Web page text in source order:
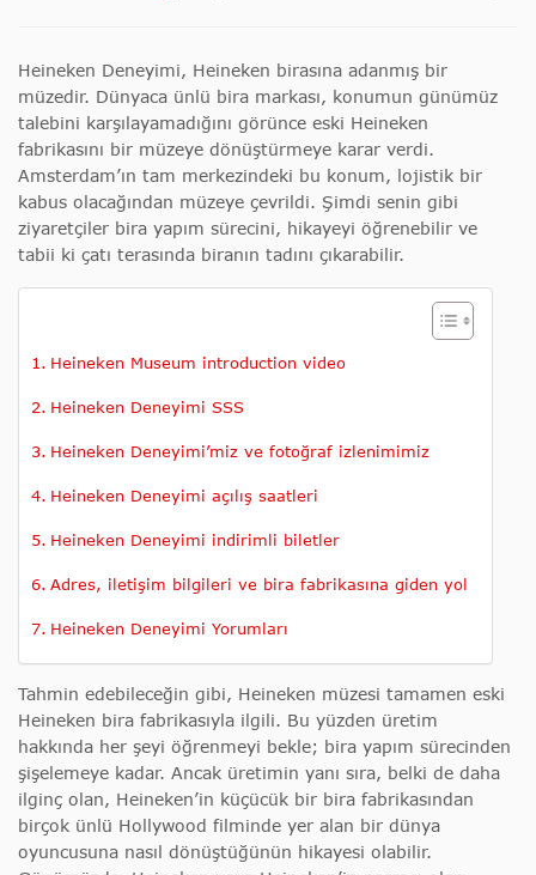
Heineken Deneyimi, Heineken birasına adanmış bir
müzedir. Dünyaca ünlü bira markası, konumun günümüz
talebini karşılayamadığını görünce eski Heineken
fabrikasını bir müzeye dönüştürmeye karar verdi.
Amsterdam’ın tam merkezindeki bu konum, lojistik bir
kabus olacağından müzeye çevrildi. Şimdi senin gibi
ziyaretçiler bira yapım sürecini, hikayeyi öğrenebilir ve
tabii ki çatı terasında biranın tadını çıkarabilir.
Heineken Museum introduction video
Heineken Deneyimi SSS
Heineken Deneyimi’miz ve fotoğraf izlenimimiz
Heineken Deneyimi açılış saatleri
Heineken Deneyimi indirimli biletler
Adres, iletişim bilgileri ve bira fabrikasına giden yol
Heineken Deneyimi Yorumları
Tahmin edebileceğin gibi, Heineken müzesi tamamen eski
Heineken bira fabrikasıyla ilgili. Bu yüzden üretim
hakkında her şeyi öğrenmeyi bekle; bira yapım sürecinden
şişelemeye kadar. Ancak üretimin yanı sıra, belki de daha
ilginç olan, Heineken’in küçücük bir bira fabrikasından
birçok ünlü Hollywood filminde yer alan bir dünya
oyuncusuna nasıl dönüştüğünün hikayesi olabilir.